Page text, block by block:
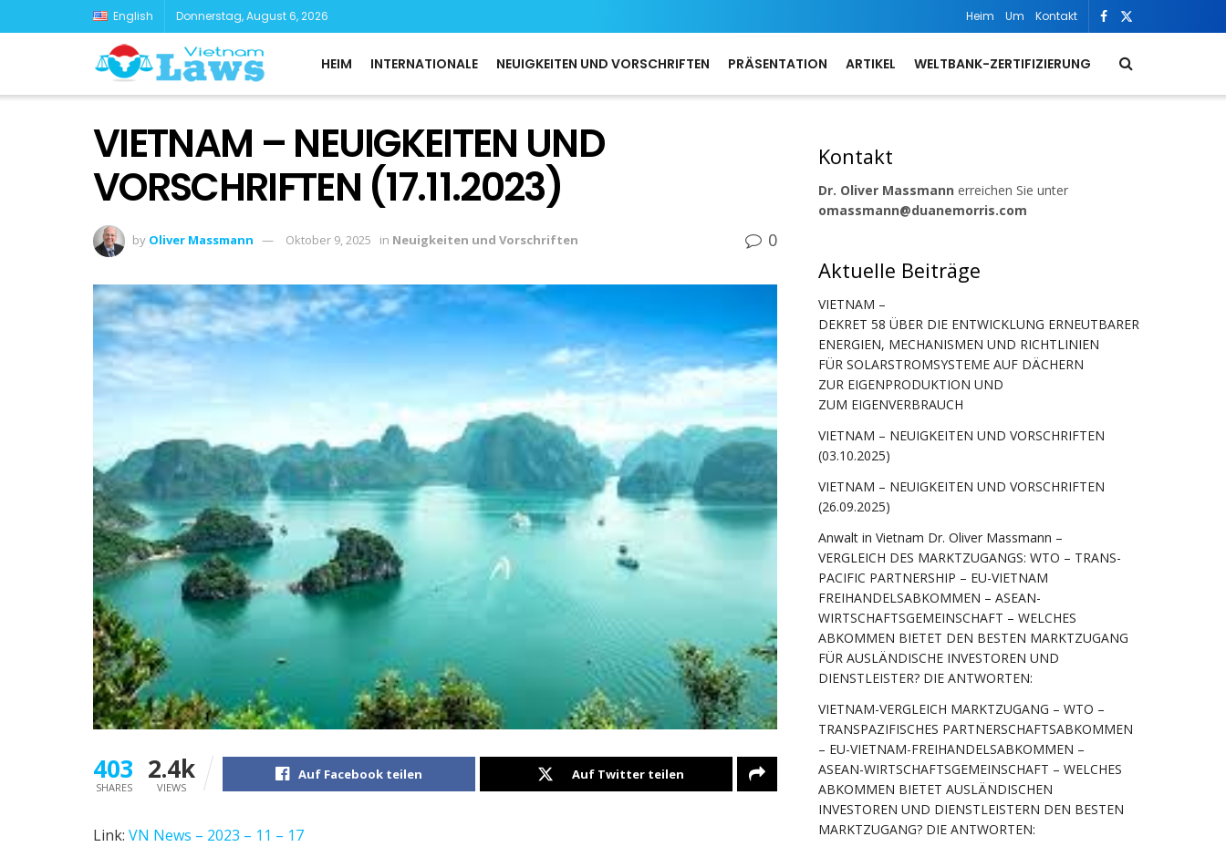
English Donnerstag, August 6, 2026 Heim Um Kontakt
HEIM INTERNATIONALE NEUIGKEITEN UND VORSCHRIFTEN PRÄSENTATION ARTIKEL WELTBANK-ZERTIFIZIERUNG
VIETNAM – NEUIGKEITEN UND
VORSCHRIFTEN (17.11.2023)
by Oliver Massmann Oktober 9, 2025 in Neuigkeiten und Vorschriften 0
403
SHARES
2.4k
VIEWS
Auf Facebook teilen Auf Twitter teilen
Link: VN News – 2023 – 11 – 17
Kontakt
Dr. Oliver Massmann erreichen Sie unter
omassmann@duanemorris.com
Aktuelle Beiträge
VIETNAM –
DEKRET 58 ÜBER DIE ENTWICKLUNG ERNEUTBARER
ENERGIEN, MECHANISMEN UND RICHTLINIEN
FÜR SOLARSTROMSYSTEME AUF DÄCHERN
ZUR EIGENPRODUKTION UND
ZUM EIGENVERBRAUCH
VIETNAM – NEUIGKEITEN UND VORSCHRIFTEN
(03.10.2025)
VIETNAM – NEUIGKEITEN UND VORSCHRIFTEN
(26.09.2025)
Anwalt in Vietnam Dr. Oliver Massmann –
VERGLEICH DES MARKTZUGANGS: WTO – TRANS-
PACIFIC PARTNERSHIP – EU-VIETNAM
FREIHANDELSABKOMMEN – ASEAN-
WIRTSCHAFTSGEMEINSCHAFT – WELCHES
ABKOMMEN BIETET DEN BESTEN MARKTZUGANG
FÜR AUSLÄNDISCHE INVESTOREN UND
DIENSTLEISTER? DIE ANTWORTEN:
VIETNAM-VERGLEICH MARKTZUGANG – WTO –
TRANSPAZIFISCHES PARTNERSCHAFTSABKOMMEN
– EU-VIETNAM-FREIHANDELSABKOMMEN –
ASEAN-WIRTSCHAFTSGEMEINSCHAFT – WELCHES
ABKOMMEN BIETET AUSLÄNDISCHEN
INVESTOREN UND DIENSTLEISTERN DEN BESTEN
MARKTZUGANG? DIE ANTWORTEN: